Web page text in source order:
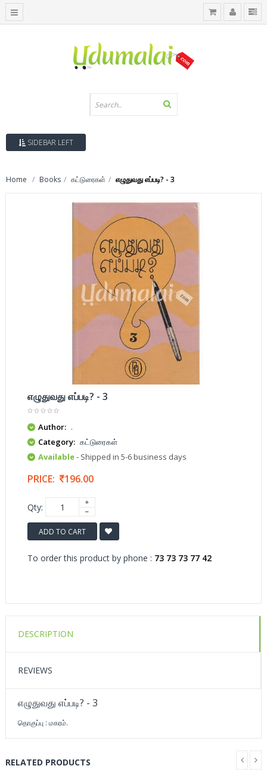
SIDEBAR LEFT
Home Books கட்டுரைகள் எழுதுவது எப்படி? - 3
எழுதுவது எப்படி? - 3
Author: .
Category: கட்டுரைகள்
Available- Shipped in 5-6 business days
PRICE: 196.00
Qty:
ADD TO CART
To order this product by phone : 73 73 73 77 42
DESCRIPTION
REVIEWS
எழுதுவது எப்படி? - 3
தொகுப்பு : மகரம்.
RELATED PRODUCTS